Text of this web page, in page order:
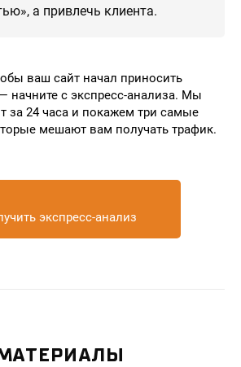
а привлечь клиента.
ваш сайт начал приносить
начните с экспресс-анализа. Мы
за 24 часа и покажем три самые
мешают вам получать трафик.
экспресс-анализ